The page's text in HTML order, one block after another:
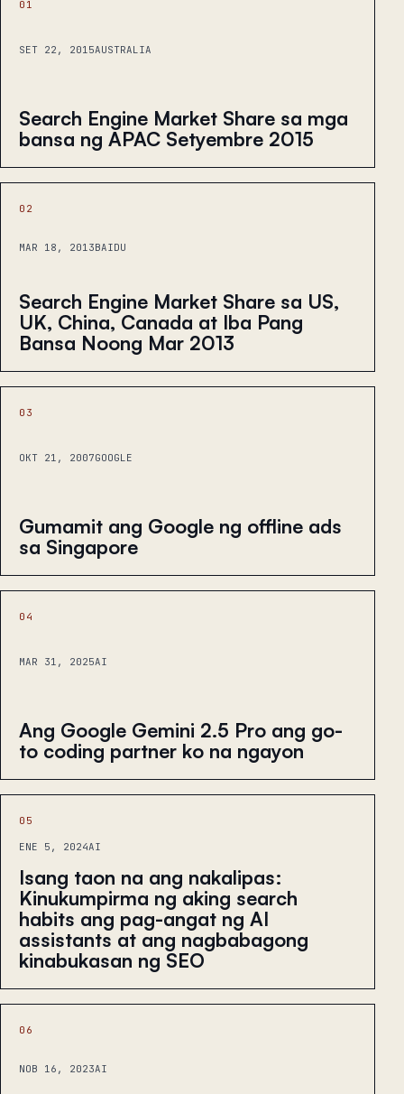
01
SET 22, 2015AUSTRALIA
Search Engine Market Share sa mga
bansa ng APAC Setyembre 2015
02
MAR 18, 2013BAIDU
Search Engine Market Share sa US,
UK, China, Canada at Iba Pang
Bansa Noong Mar 2013
03
OKT 21, 2007GOOGLE
Gumamit ang Google ng offline ads
sa Singapore
04
MAR 31, 2025AI
Ang Google Gemini 2.5 Pro ang go-
to coding partner ko na ngayon
05
ENE 5, 2024AI
Isang taon na ang nakalipas:
Kinukumpirma ng aking search
habits ang pag-angat ng AI
assistants at ang nagbabagong
kinabukasan ng SEO
06
NOB 16, 2023AI